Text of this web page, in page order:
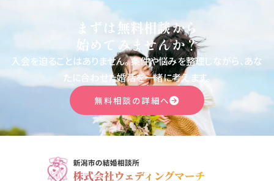
まずは無料相談から
始めてみませんか？
入会を迫ることはありません。条件や悩みを整理しながら、あな
たに合わせた婚活を一緒に考えます。
無料相談の詳細へ